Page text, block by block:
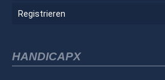
Registrieren
HANDICAPX